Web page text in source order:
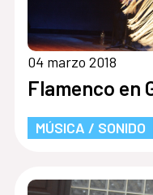
04 marzo 2018
Flamenco en
MÚSICA / SONIDO